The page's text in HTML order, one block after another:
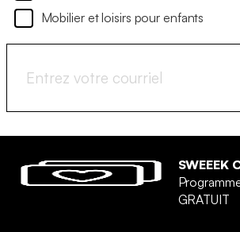
Mobilier et loisirs pour enfants
SWEEEK
GRATUIT